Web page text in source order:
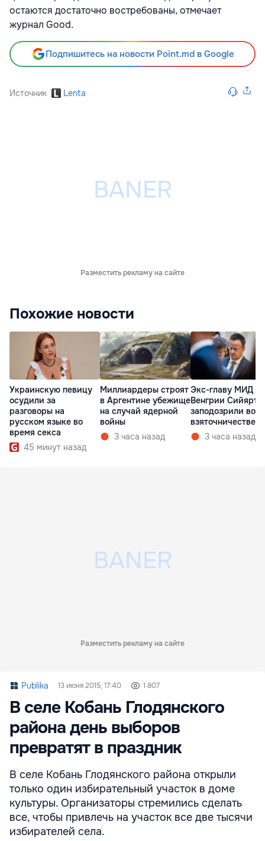
остаются достаточно востребованы, отмечает
журнал Good.
Подпишитесь на новости Point.md в Google
Источник Lenta
Разместить рекламу на сайте
Похожие новости
Украинскую певицу
осудили за
разговоры на
русском языке во
время секса
45 минут назад
Миллиардеры строят
в Аргентине убежище
на случай ядерной
войны
3 часа назад
Экс-главу МИД
Венгрии Сийярто
заподозрили во
взяточничестве
3 часа назад
Разместить рекламу на сайте
Publika 13 июня 2015, 17:40 1 807
В селе Кобань Глодянского
района день выборов
превратят в праздник
В селе Кобань Глодянского района открыли
только один избирательный участок в доме
культуры. Организаторы стремились сделать
все, чтобы привлечь на участок все две тысячи
избирателей села.